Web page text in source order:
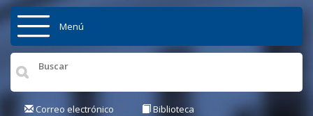
Pasar al contenido principal
Inicio
Institución
Menú
Correo electrónico
Biblioteca